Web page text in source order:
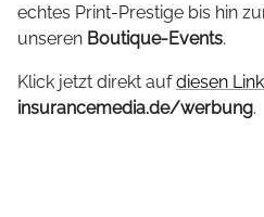
echtes Print-Prestige bis hin
unseren Boutique-Events.
Klick jetzt direkt aufdiesen Link
insurancemedia.de/werbung.